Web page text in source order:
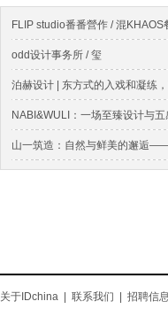
FLIP studio番番營作 / 混KHAOS
odd设计事务所 / 玺
泊赫设计 | 东方式的入戏和凝练
NABI&WULI：一场至臻设计与
山一筑造：自然与鲜美的邂逅
关于IDchina 联系我们 招聘信息